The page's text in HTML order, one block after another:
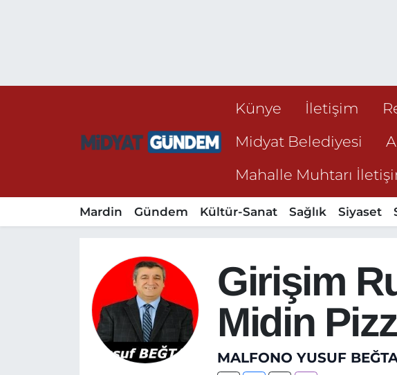
Künye İletişim
Midyat Belediyesi
Mahalle Muhtarı
Mardin Gündem Kültür-Sanat Sağlık Siyaset
Girişim
Midin
MALFONO YUSUF